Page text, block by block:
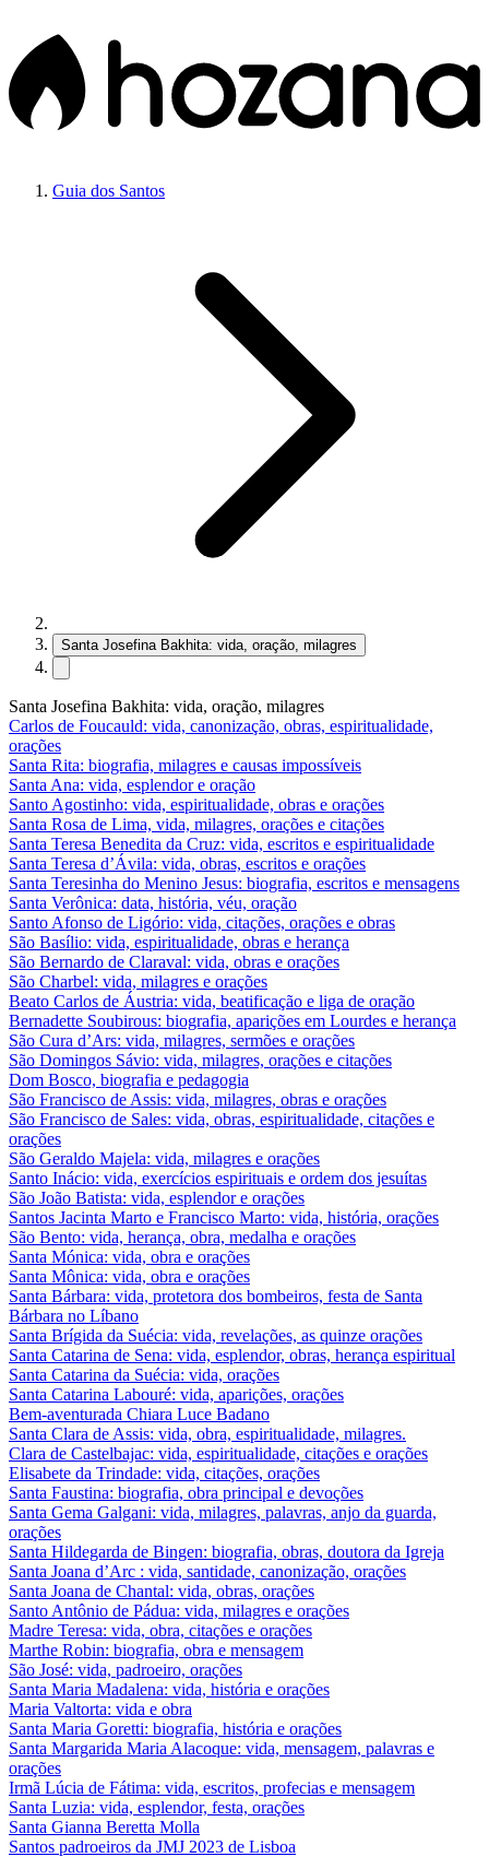
Guia dos Santos
Santa Josefina Bakhita: vida, oração, milagres
Santa Josefina Bakhita: vida, oração, milagres
Carlos de Foucauld: vida, canonização, obras, espiritualidade,
orações
Santa Rita: biografia, milagres e causas impossíveis
Santa Ana: vida, esplendor e oração
Santo Agostinho: vida, espiritualidade, obras e orações
Santa Rosa de Lima, vida, milagres, orações e citações
Santa Teresa Benedita da Cruz: vida, escritos e espiritualidade
Santa Teresa d’Ávila: vida, obras, escritos e orações
Santa Teresinha do Menino Jesus: biografia, escritos e mensagens
Santa Verônica: data, história, véu, oração
Santo Afonso de Ligório: vida, citações, orações e obras
São Basílio: vida, espiritualidade, obras e herança
São Bernardo de Claraval: vida, obras e orações
São Charbel: vida, milagres e orações
Beato Carlos de Áustria: vida, beatificação e liga de oração
Bernadette Soubirous: biografia, aparições em Lourdes e herança
São Cura d’Ars: vida, milagres, sermões e orações
São Domingos Sávio: vida, milagres, orações e citações
Dom Bosco, biografia e pedagogia
São Francisco de Assis: vida, milagres, obras e orações
São Francisco de Sales: vida, obras, espiritualidade, citações e
orações
São Geraldo Majela: vida, milagres e orações
Santo Inácio: vida, exercícios espirituais e ordem dos jesuítas
São João Batista: vida, esplendor e orações
Santos Jacinta Marto e Francisco Marto: vida, história, orações
São Bento: vida, herança, obra, medalha e orações
Santa Mónica: vida, obra e orações
Santa Mônica: vida, obra e orações
Santa Bárbara: vida, protetora dos bombeiros, festa de Santa
Bárbara no Líbano
Santa Brígida da Suécia: vida, revelações, as quinze orações
Santa Catarina de Sena: vida, esplendor, obras, herança espiritual
Santa Catarina da Suécia: vida, orações
Santa Catarina Labouré: vida, aparições, orações
Bem-aventurada Chiara Luce Badano
Santa Clara de Assis: vida, obra, espiritualidade, milagres.
Clara de Castelbajac: vida, espiritualidade, citações e orações
Elisabete da Trindade: vida, citações, orações
Santa Faustina: biografia, obra principal e devoções
Santa Gema Galgani: vida, milagres, palavras, anjo da guarda,
orações
Santa Hildegarda de Bingen: biografia, obras, doutora da Igreja
Santa Joana d’Arc : vida, santidade, canonização, orações
Santa Joana de Chantal: vida, obras, orações
Santo Antônio de Pádua: vida, milagres e orações
Madre Teresa: vida, obra, citações e orações
Marthe Robin: biografia, obra e mensagem
São José: vida, padroeiro, orações
Santa Maria Madalena: vida, história e orações
Maria Valtorta: vida e obra
Santa Maria Goretti: biografia, história e orações
Santa Margarida Maria Alacoque: vida, mensagem, palavras e
orações
Irmã Lúcia de Fátima: vida, escritos, profecias e mensagem
Santa Luzia: vida, esplendor, festa, orações
Santa Gianna Beretta Molla
Santos padroeiros da JMJ 2023 de Lisboa